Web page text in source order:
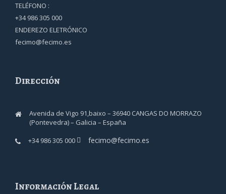
TELÉFONO :
+34 986 305 000
ENDEREZO ELETRÓNICO
fecimo@fecimo.es
Dirección
Avenida de Vigo 91,baixo – 36940 CANGAS DO MORRAZO
(Pontevedra) – Galicia – España
+34 986 305 000
fecimo@fecimo.es
Información Legal